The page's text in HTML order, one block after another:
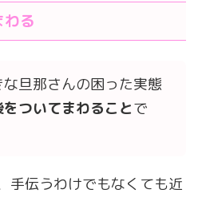
る
旦那さんの困った実態
ついてまわることで
手伝うわけでもなくても近